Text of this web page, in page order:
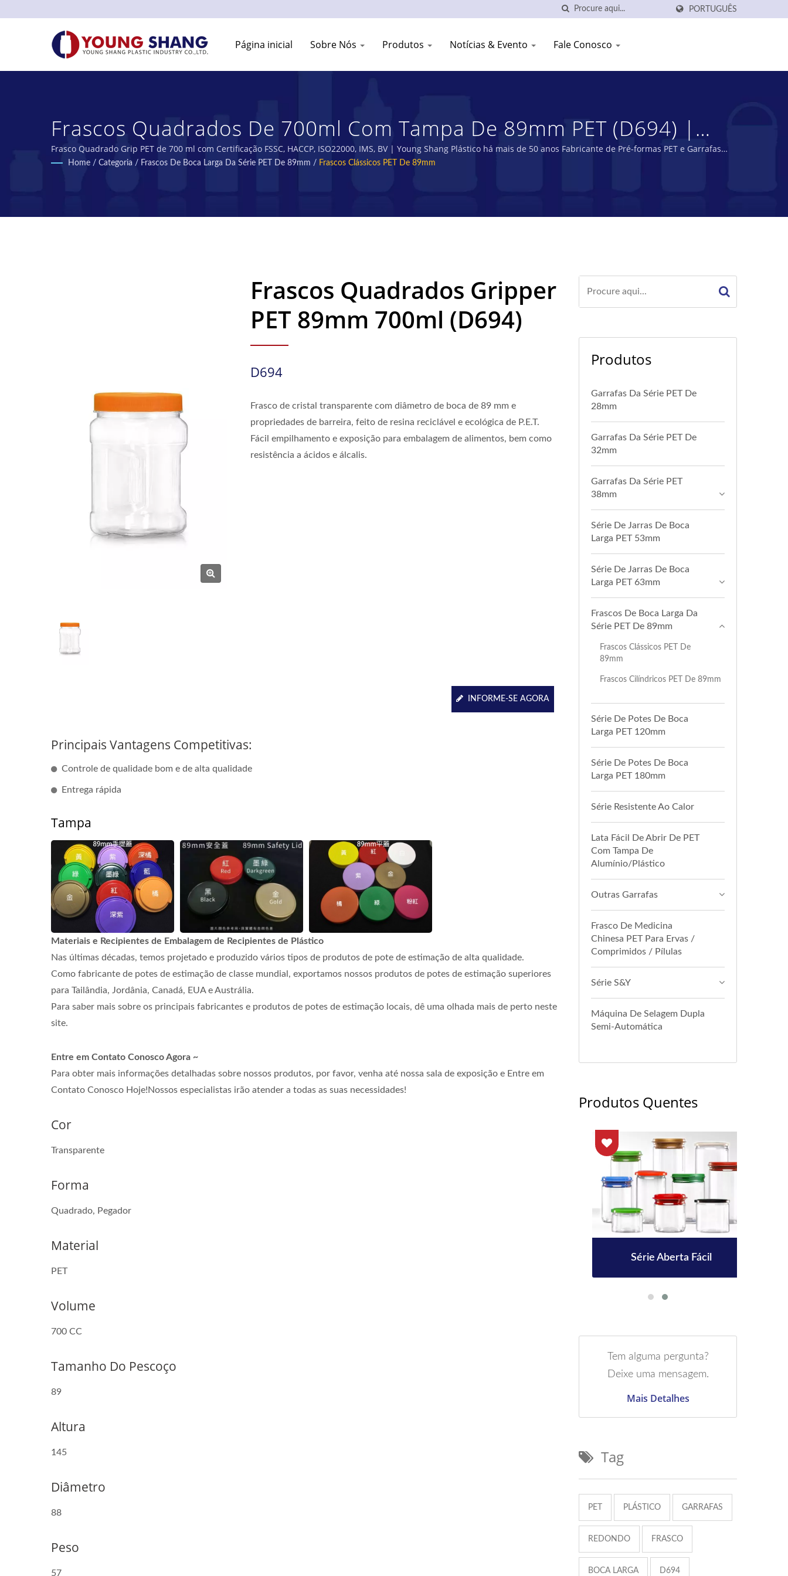
PORTUGUÊS
Página inicial Sobre Nós Produtos Notícias & Evento Fale Conosco
Frascos Quadrados De 700ml Com Tampa De 89mm PET (D694) |
Fabricante Certificado De Garrafas Plásticas E Frascos Plásticos |
Frasco Quadrado Grip PET de 700 ml com Certificação FSSC, HACCP, ISO22000, IMS, BV | Young Shang Plástico há mais de 50 anos Fabricante de Pré-formas PET e Garrafas
PET de Taiwan.
Home / Categoria / Frascos De Boca Larga Da Série PET De 89mm / Frascos Clássicos PET De 89mm
Frascos Quadrados Gripper
PET 89mm 700ml (D694)
D694
Frasco de cristal transparente com diâmetro de boca de 89 mm e
propriedades de barreira, feito de resina reciclável e ecológica de P.E.T.
Fácil empilhamento e exposição para embalagem de alimentos, bem como
resistência a ácidos e álcalis.
INFORME-SE AGORA
Principais Vantagens Competitivas:
Controle de qualidade bom e de alta qualidade
Entrega rápida
Tampa
Materiais e Recipientes de Embalagem de Recipientes de Plástico
Nas últimas décadas, temos projetado e produzido vários tipos de produtos de pote de estimação de alta qualidade.
Como fabricante de potes de estimação de classe mundial, exportamos nossos produtos de potes de estimação superiores
para Tailândia, Jordânia, Canadá, EUA e Austrália.
Para saber mais sobre os principais fabricantes e produtos de potes de estimação locais, dê uma olhada mais de perto neste
site.
Entre em Contato Conosco Agora ~
Para obter mais informações detalhadas sobre nossos produtos, por favor, venha até nossa sala de exposição e Entre em
Contato Conosco Hoje!Nossos especialistas irão atender a todas as suas necessidades!
Cor
Transparente
Forma
Quadrado, Pegador
Material
PET
Volume
700 CC
Tamanho Do Pescoço
89
Altura
145
Diâmetro
88
Peso
57
Produtos
Garrafas Da Série PET De
28mm
Garrafas Da Série PET De
32mm
Garrafas Da Série PET
38mm
Série De Jarras De Boca
Larga PET 53mm
Série De Jarras De Boca
Larga PET 63mm
Frascos De Boca Larga Da
Série PET De 89mm
Frascos Clássicos PET De
89mm
Frascos Cilíndricos PET De 89mm
Série De Potes De Boca
Larga PET 120mm
Série De Potes De Boca
Larga PET 180mm
Série Resistente Ao Calor
Lata Fácil De Abrir De PET
Com Tampa De
Alumínio/Plástico
Outras Garrafas
Frasco De Medicina
Chinesa PET Para Ervas /
Comprimidos / Pílulas
Série S&Y
Máquina De Selagem Dupla
Semi-Automática
Produtos Quentes
Série Aberta Fácil
Tem alguma pergunta?
Deixe uma mensagem.
Mais Detalhes
Tag
PET PLÁSTICO GARRAFAS
REDONDO FRASCO
BOCA LARGA D694